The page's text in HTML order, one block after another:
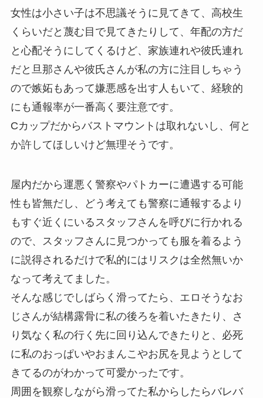
女性は小さい子は不思議そうに見てきて、高校生
くらいだと蔑む目で見てきたりして、年配の方だ
と心配そうにしてくるけど、家族連れや彼氏連れ
だと旦那さんや彼氏さんが私の方に注目しちゃう
ので嫉妬もあって嫌悪感を出す人もいて、経験的
にも通報率が一番高く要注意です。
Cカップだからバストマウントは取れないし、何と
か許してほしいけど無理そうです。
屋内だから運悪く警察やパトカーに遭遇する可能
性も皆無だし、どう考えても警察に通報するより
もすぐ近くにいるスタッフさんを呼びに行かれる
ので、スタッフさんに見つかっても服を着るよう
に説得されるだけで私的にはリスクは全然無いか
なって考えてました。
そんな感じでしばらく滑ってたら、エロそうなお
じさんが結構露骨に私の後ろを着いたきたり、さ
り気なく私の行く先に回り込んできたりと、必死
に私のおっぱいやおまんこやお尻を見ようとして
きてるのがわかって可愛かったです。
周囲を観察しながら滑ってた私からしたらバレバ